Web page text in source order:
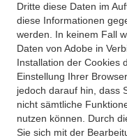
Dritte diese Daten im
diese Informationen
werden. In keinem Fall
Daten von Adobe in
Installation der Cookies
Einstellung Ihrer
jedoch darauf hin, dass
nicht sämtliche
nutzen können. Durch
Sie sich mit der